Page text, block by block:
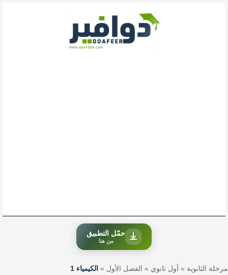
حمّل التطبيق
من هنا
مرحلة الثانوية » أول ثانوي » الفصل الأول » الكيمياء 1